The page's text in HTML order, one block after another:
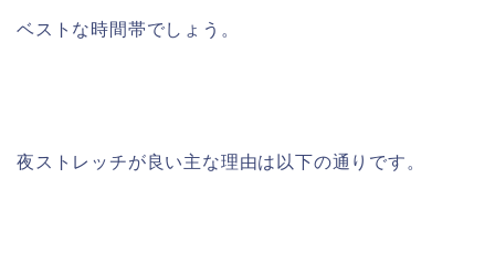
ベストな時間帯でしょう。
夜ストレッチが良い主な理由は以下の通りです。